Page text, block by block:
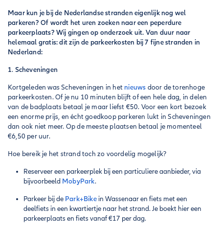
Maar kun je bij de Nederlandse stranden eigenlijk nog wel
parkeren? Of wordt het uren zoeken naar een peperdure
parkeerplaats? Wij gingen op onderzoek uit. Van duur naar
helemaal gratis: dit zijn de parkeerkosten bij 7 fijne stranden in
Nederland:
1. Scheveningen
Kortgeleden was Scheveningen in het nieuws door de torenhoge
parkeerkosten. Of je nu 10 minuten blijft of een hele dag, in delen
van de badplaats betaal je maar liefst €50. Voor een kort bezoek
een enorme prijs, en écht goedkoop parkeren lukt in Scheveningen
dan ook niet meer. Op de meeste plaatsen betaal je momenteel
€6,50 per uur.
Hoe bereik je het strand toch zo voordelig mogelijk?
Reserveer een parkeerplek bij een particuliere aanbieder, via
bijvoorbeeld MobyPark.
Parkeer bij de Park+Bikein Wassenaar en fiets met een
deelfiets in een kwartiertje naar het strand. Je boekt hier een
parkeerplaats en fiets vanaf €17 per dag.